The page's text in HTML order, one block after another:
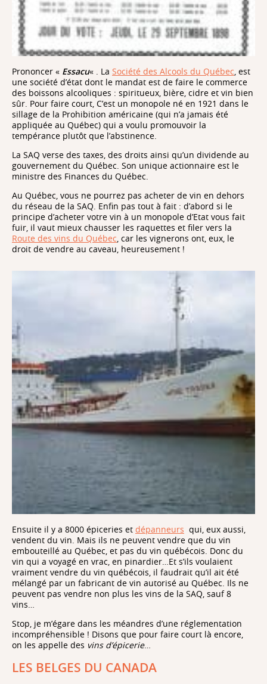
Prononcer « Essacu« . La Société des Alcools du Québec , est
une société d’état dont le mandat est de faire le commerce
des boissons alcooliques : spiritueux, bière, cidre et vin bien
sûr. Pour faire court, C’est un monopole né en 1921 dans le
sillage de la Prohibition américaine (qui n’a jamais été
appliquée au Québec) qui a voulu promouvoir la
tempérance plutôt que l’abstinence.
La SAQ verse des taxes, des droits ainsi qu’un dividende au
gouvernement du Québec. Son unique actionnaire est le
ministre des Finances du Québec.
Au Québec, vous ne pourrez pas acheter de vin en dehors
du réseau de la SAQ. Enfin pas tout à fait : d’abord si le
principe d’acheter votre vin à un monopole d’Etat vous fait
fuir, il vaut mieux chausser les raquettes et filer vers la
Route des vins du Québec , car les vignerons ont, eux, le
droit de vendre au caveau, heureusement !
Ensuite il y a 8000 épiceries et dépanneurs qui, eux aussi,
vendent du vin. Mais ils ne peuvent vendre que du vin
embouteillé au Québec, et pas du vin québécois. Donc du
vin qui a voyagé en vrac, en pinardier…Et s’ils voulaient
vraiment vendre du vin québécois, il faudrait qu’il ait été
mélangé par un fabricant de vin autorisé au Québec. Ils ne
peuvent pas vendre non plus les vins de la SAQ, sauf 8
vins…
Stop, je m’égare dans les méandres d’une réglementation
incompréhensible ! Disons que pour faire court là encore,
on les appelle des vins d’épicerie…
LES BELGES DU CANADA